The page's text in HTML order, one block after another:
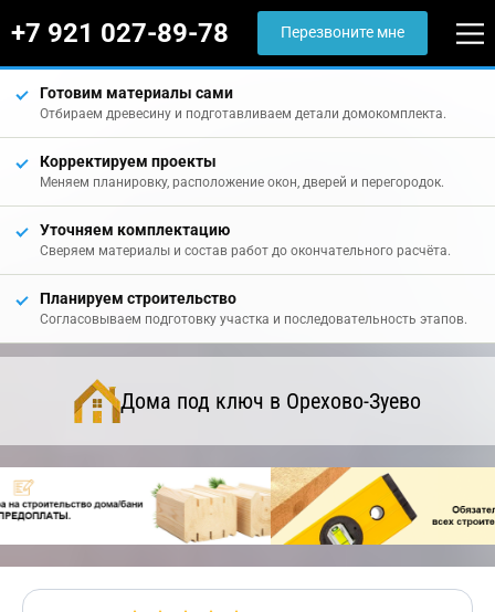
+7 921 027-89-78 Перезвоните мне
Готовим материалы сами
Отбираем древесину и подготавливаем детали домокомплекта.
Корректируем проекты
Меняем планировку, расположение окон, дверей и перегородок.
Уточняем комплектацию
Сверяем материалы и состав работ до окончательного расчёта.
Планируем строительство
Согласовываем подготовку участка и последовательность этапов.
Дома под ключ в Орехово-Зуево